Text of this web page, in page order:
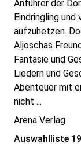
Anführer der
Eindringling und
aufzuhetzen.
Aljoschas
Fantasie und
Liedern und
Abenteuer mit
nicht ...
Arena Verlag
Auswahlliste